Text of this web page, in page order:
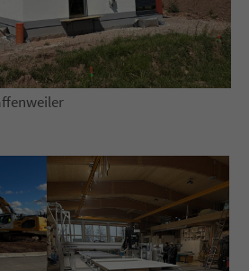
(GMT +1)
600